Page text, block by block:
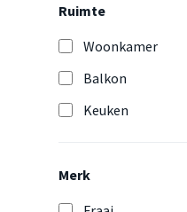
Ruimte
Woonkamer
Balkon
Keuken
Merk